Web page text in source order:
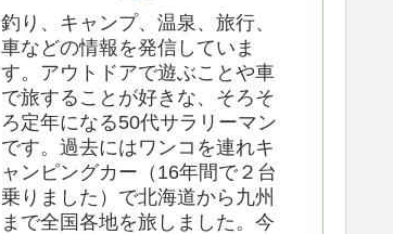
釣り、キャンプ、温泉、旅行、
車などの情報を発信していま
す。アウトドアで遊ぶことや車
で旅することが好きな、そろそ
ろ定年になる50代サラリーマン
です。過去にはワンコを連れキ
ャンピングカー（16年間で２台
乗りました）で北海道から九州
まで全国各地を旅しました。今